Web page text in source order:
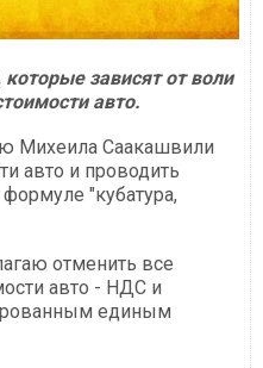
зависят от воли
авто.
Михеила Саакашвили
авто и проводить
"кубатура,
отменить все
авто - НДС и
единым